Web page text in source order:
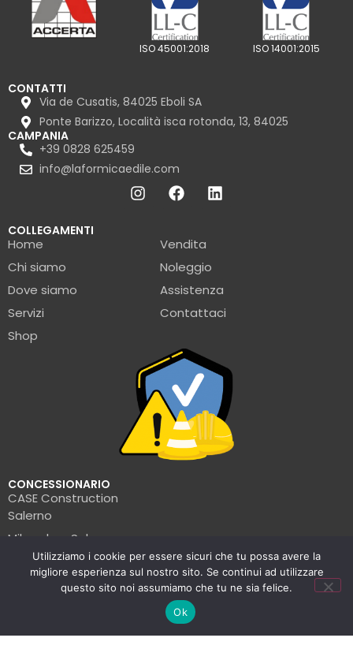
ISO 45001:2018 ISO 14001:2015
CONTATTI
Via de Cusatis, 84025 Eboli SA
Ponte Barizzo, Località isca rotonda, 13, 84025
CAMPANIA
+39 0828 625459
info@laformicaedile.com
COLLEGAMENTI
Home
Chi siamo
Dove siamo
Servizi
Shop
Vendita
Noleggio
Assistenza
Contattaci
CONCESSIONARIO
CASE Construction
Salerno
Milwaukee Salerno
Turbosol Salerno
Pramac Salerno
Utilizziamo i cookie per essere sicuri che tu possa avere la
migliore esperienza sul nostro sito. Se continui ad utilizzare
questo sito noi assumiamo che tu ne sia felice.
Ok